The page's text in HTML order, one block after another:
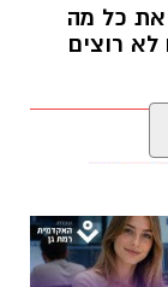
כל מה
רוצים